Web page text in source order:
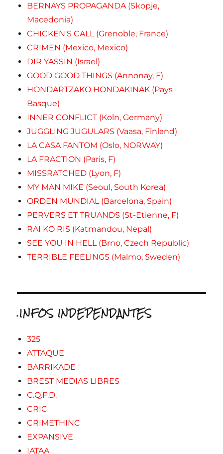
BERNAYS PROPAGANDA (Skopje,
Macedonia)
CHICKEN'S CALL (Grenoble, France)
CRIMEN (Mexico, Mexico)
DIR YASSIN (Israel)
GOOD GOOD THINGS (Annonay, F)
HONDARTZAKO HONDAKINAK (Pays
Basque)
INNER CONFLICT (Koln, Germany)
JUGGLING JUGULARS (Vaasa, Finland)
LA CASA FANTOM (Oslo, NORWAY)
LA FRACTION (Paris, F)
MISSRATCHED (Lyon, F)
MY MAN MIKE (Seoul, South Korea)
ORDEN MUNDIAL (Barcelona, Spain)
PERVERS ET TRUANDS (St-Etienne, F)
RAI KO RIS (Katmandou, Nepal)
SEE YOU IN HELL (Brno, Czech Republic)
TERRIBLE FEELINGS (Malmo, Sweden)
.INFOS INDEPENDANTES
325
ATTAQUE
BARRIKADE
BREST MEDIAS LIBRES
C.Q.F.D.
CRIC
CRIMETHINC
EXPANSIVE
IATAA